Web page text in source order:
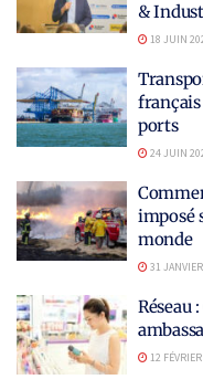
&
18 JUIN
ports
24 JUIN
imposé
monde
31
Réseau
12